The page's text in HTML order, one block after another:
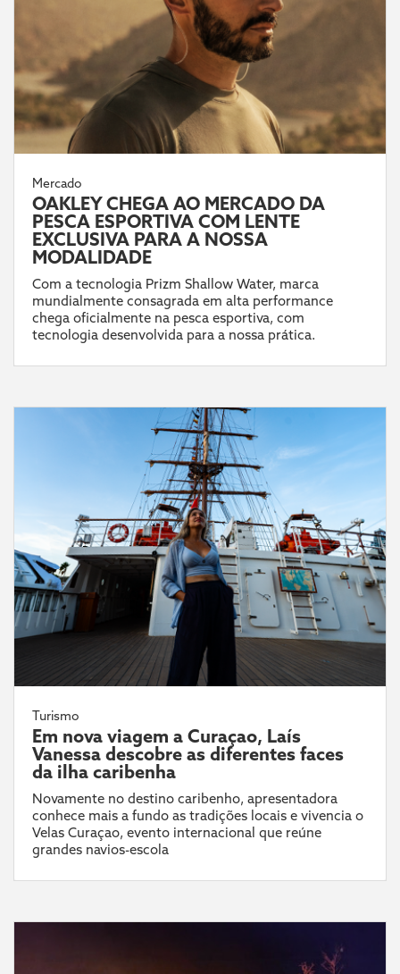
Mercado
OAKLEY CHEGA AO MERCADO DA
PESCA ESPORTIVA COM LENTE
EXCLUSIVA PARA A NOSSA
MODALIDADE
Com a tecnologia Prizm Shallow Water, marca
mundialmente consagrada em alta performance
chega oficialmente na pesca esportiva, com
tecnologia desenvolvida para a nossa prática.
Turismo
Em nova viagem a Curaçao, Laís
Vanessa descobre as diferentes faces
da ilha caribenha
Novamente no destino caribenho, apresentadora
conhece mais a fundo as tradições locais e vivencia o
Velas Curaçao, evento internacional que reúne
grandes navios-escola